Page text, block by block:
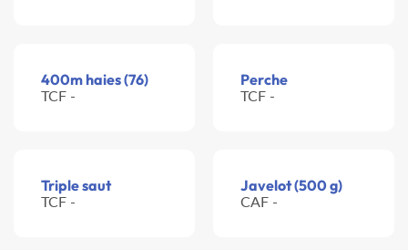
400m haies (76)
TCF -
Perche
TCF -
Triple saut
TCF -
Javelot (500 g)
CAF -